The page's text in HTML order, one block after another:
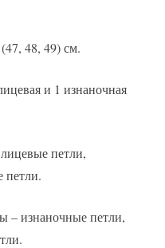
48, 49) см.
и 1 изнаночная
петли,
петли.
– изнаночные петли,